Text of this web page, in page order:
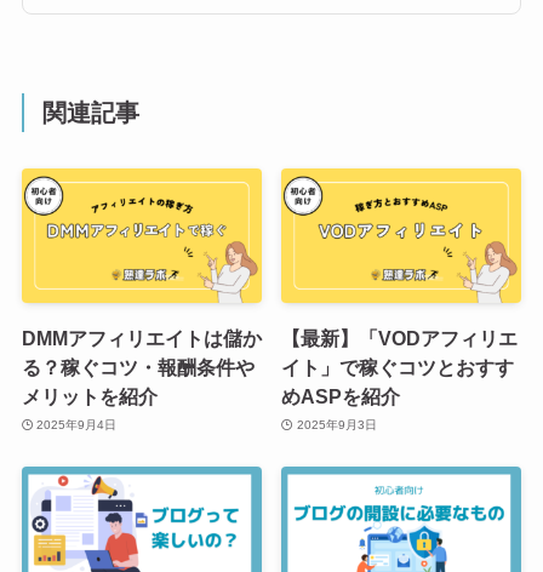
関連記事
DMMアフィリエイトは儲か
る？稼ぐコツ・報酬条件や
メリットを紹介
2025年9月4日
【最新】「VODアフィリエ
イト」で稼ぐコツとおすす
めASPを紹介
2025年9月3日